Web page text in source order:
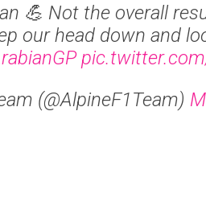
💪 Not the overall
our head down and
(@AlpineF1Team)